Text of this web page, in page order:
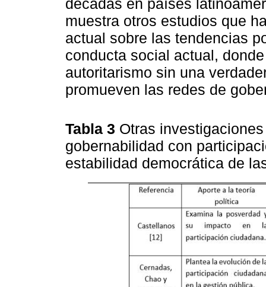
décadas en países
muestra otros estudios que
actual sobre las tendencias
conducta social actual,
autoritarismo sin una
promueven las redes de
Tabla 3 Otras
gobernabilidad con
estabilidad democrática de